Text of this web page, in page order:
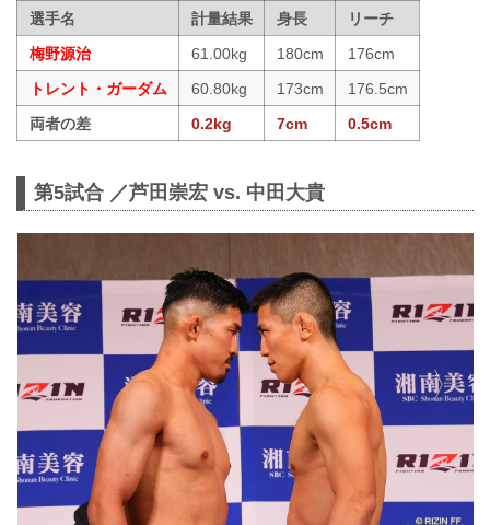
選手名 計量結果 身長
リーチ
梅野源治
61.00kg 180cm
176cm
トレント・ガーダム
60.80kg 173cm
176.5cm
両者の差
0.2kg 7cm 0.5cm
第5試合 ／芦田崇宏 vs. 中田大貴